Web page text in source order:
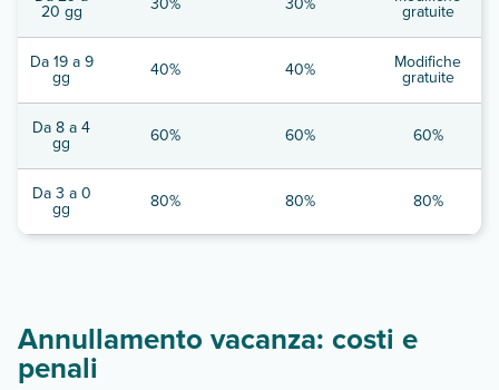
20 gg gratuite
Da 19 a 9
gg 40% 40% Modifiche
gratuite
Da 8 a 4
gg 60% 60% 60%
Da 3 a 0
gg 80% 80% 80%
Annullamento vacanza: costi e
penali